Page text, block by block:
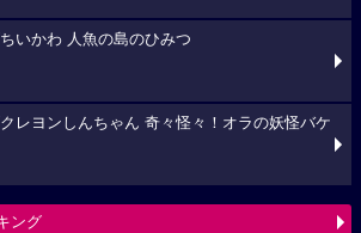
いかわ 人魚の島のひみつ
レヨンしんちゃん 奇々怪々！オラの妖怪バケ
ング